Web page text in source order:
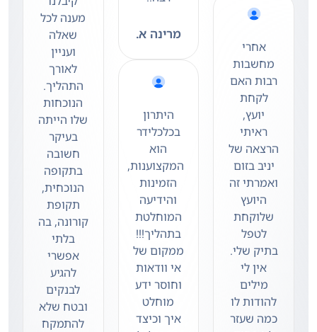
אחרי
מחשבות
רבות האם
לקחת
יועץ,
ראיתי
הרצאה של
יניב בזום
ואמרתי זה
היועץ
שלוקחת
לטפל
בתיק שלי.
אין לי
מילים
להודות לו
כמה שעזר
מרינה א.
היתרון
בכלכלידר
הוא
המקצוענות,
הזמינות
והידיעה
המוחלטת
בתהליך!!!
ממקום של
אי וודאות
וחוסר ידע
מוחלט
איך וכיצד
מענה לכל
שאלה
ועניין
לאורך
התהליך.
הנוכחות
שלו הייתה
בעיקר
חשובה
בתקופה
הנוכחית,
תקופת
קורונה, בה
בלתי
אפשרי
להגיע
לבנקים
ובטח שלא
להתמקח